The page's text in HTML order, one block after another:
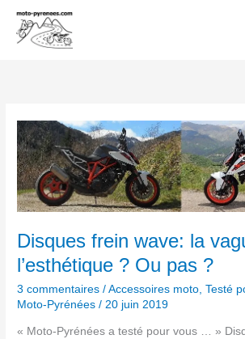
contenu
Disques frein wave: la
l’esthétique ? Ou pas ?
3 commentaires /Accessoires moto ,Testé
Moto-Pyrénées/ 20 juin 2019
« Moto-Pyrénées a testé pour vous … »
Disques
frein
wave:
la
vague
l’esthétique
Ou
pas
?